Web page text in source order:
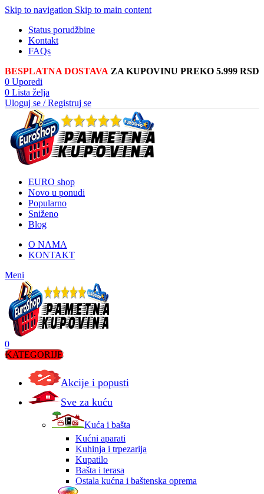
Skip to navigation Skip to main content
Status porudžbine
Kontakt
FAQs
BESPLATNA DOSTAVA ZA KUPOVINU PREKO 5.999 RSD
0 Uporedi
0 Lista želja
Uloguj se / Registruj se
EURO shop
Novo u ponudi
Popularno
Sniženo
Blog
O NAMA
KONTAKT
Meni
0
KATEGORIJE
Akcije i popusti
Sve za kuću
Kuća i bašta
Kućni aparati
Kuhinja i trpezarija
Kupatilo
Bašta i terasa
Ostala kućna i baštenska oprema